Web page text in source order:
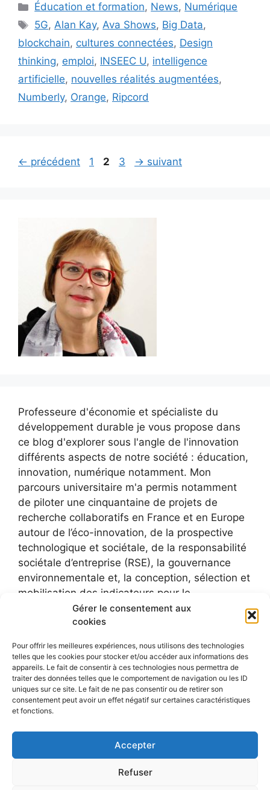
Gérer le consentement aux
cookies
Pour offrir les meilleures expériences, nous utilisons des technologies
telles que les cookies pour stocker et/ou accéder aux informations des
appareils. Le fait de consentir à ces technologies nous permettra de
traiter des données telles que le comportement de navigation ou les ID
uniques sur ce site. Le fait de ne pas consentir ou de retirer son
consentement peut avoir un effet négatif sur certaines caractéristiques
et fonctions.
Accepter
Refuser
Catégories
Éducation et formation, News, Numérique
Étiquettes
5G,Alan Kay,Ava Shows, Big Data,
blockchain, cultures connectées, Design
thinking, emploi, INSEEC U, intelligence
artificielle, nouvelles réalités augmentées,
Numberly, Orange, Ripcord
← précédent Page
1 Page
2 Page
3 → suivant
Professeure d'économie et spécialiste du
développement durable je vous propose dans
ce blog d'explorer sous l'angle de l'innovation
différents aspects de notre société : éducation,
innovation, numérique notamment. Mon
parcours universitaire m'a permis notamment
de piloter une cinquantaine de projets de
recherche collaboratifs en France et en Europe
autour de l’éco-innovation, de la prospective
technologique et sociétale, de la responsabilité
sociétale d’entreprise (RSE), la gouvernance
environnementale et, la conception, sélection et
mobilisation des indicateurs pour le
développement durable.